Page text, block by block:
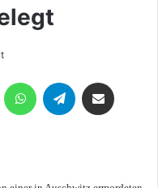
MessengerWhatsAppTelegram